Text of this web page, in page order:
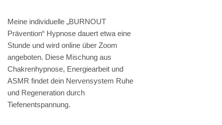
Meine individuelle „BURNOUT
Prävention“ Hypnose dauert etwa eine
Stunde und wird online über Zoom
angeboten. Diese Mischung aus
Chakrenhypnose, Energiearbeit und
ASMR findet dein Nervensystem Ruhe
und Regeneration durch
Tiefenentspannung.